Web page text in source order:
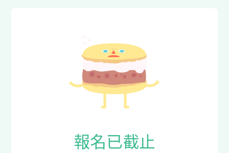
報名已截止